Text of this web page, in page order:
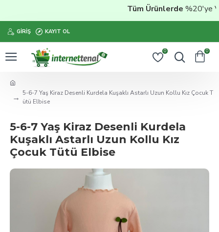
Tüm Ürünlerde%20'ye
GIRIŞ KAYIT OL
0 0
5-6-7 Yaş Kiraz Desenli Kurdela Kuşaklı Astarlı Uzun Kollu Kız Çocuk T
ütü Elbise
5-6-7 Yaş Kiraz Desenli Kurdela
Kuşaklı Astarlı Uzun Kollu Kız
Çocuk Tütü Elbise